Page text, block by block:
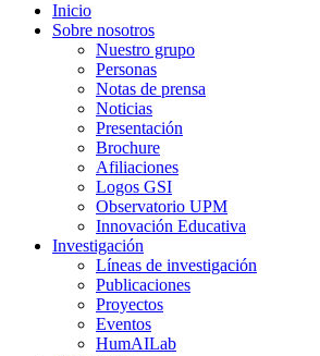
Inicio
Sobre nosotros
Nuestro grupo
Personas
Notas de prensa
Noticias
Presentación
Brochure
Afiliaciones
Logos GSI
Observatorio UPM
Innovación Educativa
Investigación
Líneas de investigación
Publicaciones
Proyectos
Eventos
HumAILab